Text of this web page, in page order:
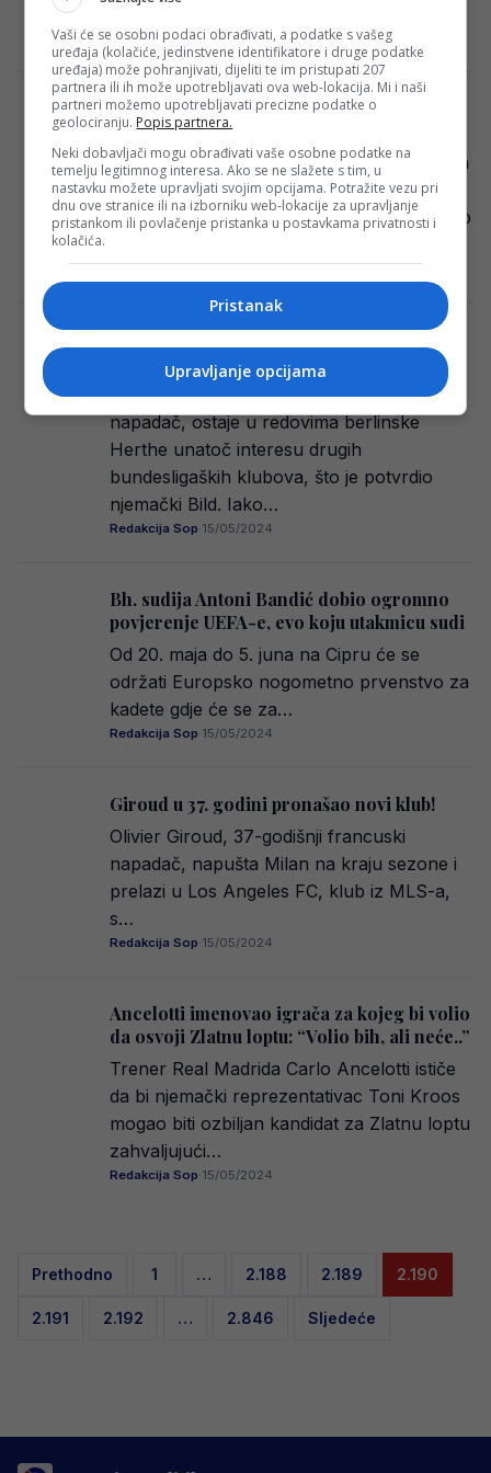
oktobru 2023. godine, ali je ipak ostavio…
Redakcija Sop·15/05/2024
Mostarski Velež objavio finansijski
izvještaj, evo kako su Rođeni poslovali
Poslije Borca, Željezničara, Sarajeva, Tuzla
Cityja, finansijski izvještaj za 2023. godinu
objavio je i FK Velež Mostar. Mostarski klub
Redakcija Sop·15/05/2024
karijeru i mnoge šokirao izborom!
Haris Tabaković, bosanskohercegovački
napadač, ostaje u redovima berlinske
Herthe unatoč interesu drugih
bundesligaških klubova, što je potvrdio
njemački Bild. Iako…
Redakcija Sop·15/05/2024
Bh. sudija Antoni Bandić dobio ogromno
povjerenje UEFA-e, evo koju utakmicu sudi
Od 20. maja do 5. juna na Cipru će se
održati Europsko nogometno prvenstvo za
kadete gdje će se za…
Redakcija Sop·15/05/2024
Giroud u 37. godini pronašao novi klub!
Olivier Giroud, 37-godišnji francuski
napadač, napušta Milan na kraju sezone i
prelazi u Los Angeles FC, klub iz MLS-a,
s…
Redakcija Sop·15/05/2024
Ancelotti imenovao igrača za kojeg bi volio
da osvoji Zlatnu loptu: “Volio bih, ali neće..”
Trener Real Madrida Carlo Ancelotti ističe
da bi njemački reprezentativac Toni Kroos
mogao biti ozbiljan kandidat za Zlatnu loptu
zahvaljujući…
Redakcija Sop·15/05/2024
Posts
pagination
Prethodno 1 … 2.188 2.189 2.190
2.191 2.192 … 2.846 Sljedeće
Vaši će se osobni podaci obrađivati, a podatke s vašeg
uređaja (kolačiće, jedinstvene identifikatore i druge podatke
uređaja) može pohranjivati, dijeliti te im pristupati 207
partnera ili ih može upotrebljavati ova web-lokacija. Mi i naši
partneri možemo upotrebljavati precizne podatke o
geolociranju. Popis partnera.
Neki dobavljači mogu obrađivati vaše osobne podatke na
temelju legitimnog interesa. Ako se ne slažete s tim, u
nastavku možete upravljati svojim opcijama. Potražite vezu pri
dnu ove stranice ili na izborniku web-lokacije za upravljanje
pristankom ili povlačenje pristanka u postavkama privatnosti i
kolačića.
Pristanak
Upravljanje opcijama